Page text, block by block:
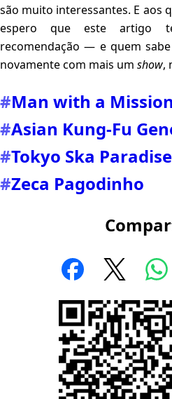
são muito interessantes. E aos
espero que este artigo
recomendação — e quem
novamente com mais um show,
#Man with a Mission
#Asian Kung-Fu
#Tokyo Ska
#Zeca Pagodinho